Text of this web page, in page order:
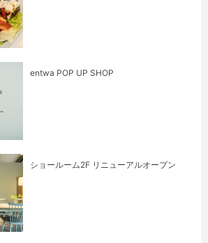
entwa POP UP SHOP
ショールーム2F リニューアルオープン